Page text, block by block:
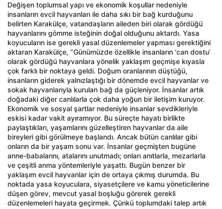
Değişen toplumsal yapı ve ekonomik koşullar nedeniyle
insanların evcil hayvanları ile daha sıkı bir bağ kurduğunu
belirten Karakülçe, vatandaşların aileden biri olarak gördüğü
hayvanlarını gömme isteğinin doğal olduğunu aktardı. Yasa
koyucuların ise gerekli yasal düzenlemeler yapması gerektiğini
aktaran Karakülçe, “Günümüzde özellikle insanların ‘can dostu’
olarak gördüğü hayvanlara yönelik yaklaşım geçmişe kıyasla
çok farklı bir noktaya geldi. Doğum oranlarının düştüğü,
insanların giderek yalnızlaştığı bir dönemde evcil hayvanlar ve
sokak hayvanlarıyla kurulan bağ da güçleniyor. İnsanlar artık
doğadaki diğer canlılarla çok daha yoğun bir iletişim kuruyor.
Ekonomik ve sosyal şartlar nedeniyle insanlar sevdikleriyle
eskisi kadar vakit ayıramıyor. Bu süreçte hayatı birlikte
paylaştıkları, yaşamlarını güzelleştiren hayvanlar da aile
bireyleri gibi görülmeye başlandı. Ancak bütün canlılar gibi
onların da bir yaşam sonu var. İnsanlar geçmişten bugüne
anne-babalarını, atalarını unutmadı; onları anıtlarla, mezarlarla
ve çeşitli anma yöntemleriyle yaşattı. Bugün benzer bir
yaklaşım evcil hayvanlar için de ortaya çıkmış durumda. Bu
noktada yasa koyuculara, siyasetçilere ve kamu yöneticilerine
düşen görev, mevcut yasal boşluğu görerek gerekli
düzenlemeleri hayata geçirmek. Çünkü toplumdaki talep artık